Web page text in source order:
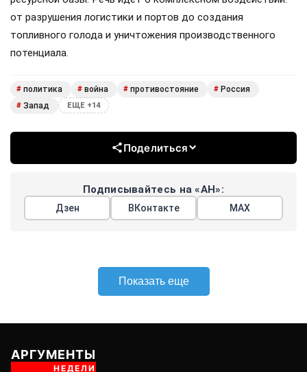
от разрушения логистики и портов до создания
топливного голода и уничтожения производственного
потенциала.
# политика # война # противостояние # Россия
# Запад ЕЩЕ +14
Поделиться
Подписывайтесь на «АН»:
Дзен ВКонтакте МАХ
Показать еще
АРГУМЕНТЫ
НЕДЕЛИ